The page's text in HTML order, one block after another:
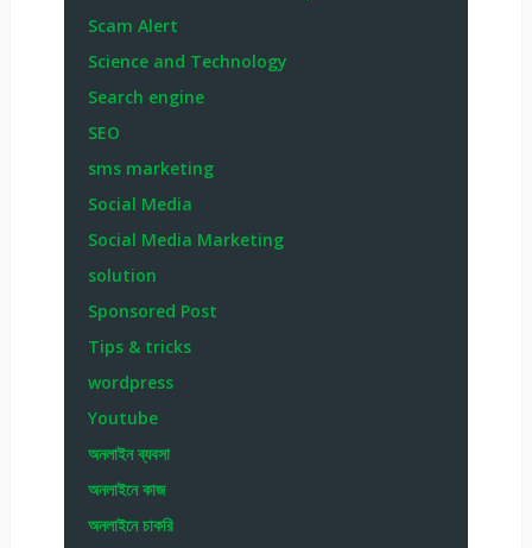
Scam Alert
Science and Technology
Search engine
SEO
sms marketing
Social Media
Social Media Marketing
solution
Sponsored Post
Tips & tricks
wordpress
Youtube
অনলাইন ব্যবসা
অনলাইনে কাজ
অনলাইনে চাকরি